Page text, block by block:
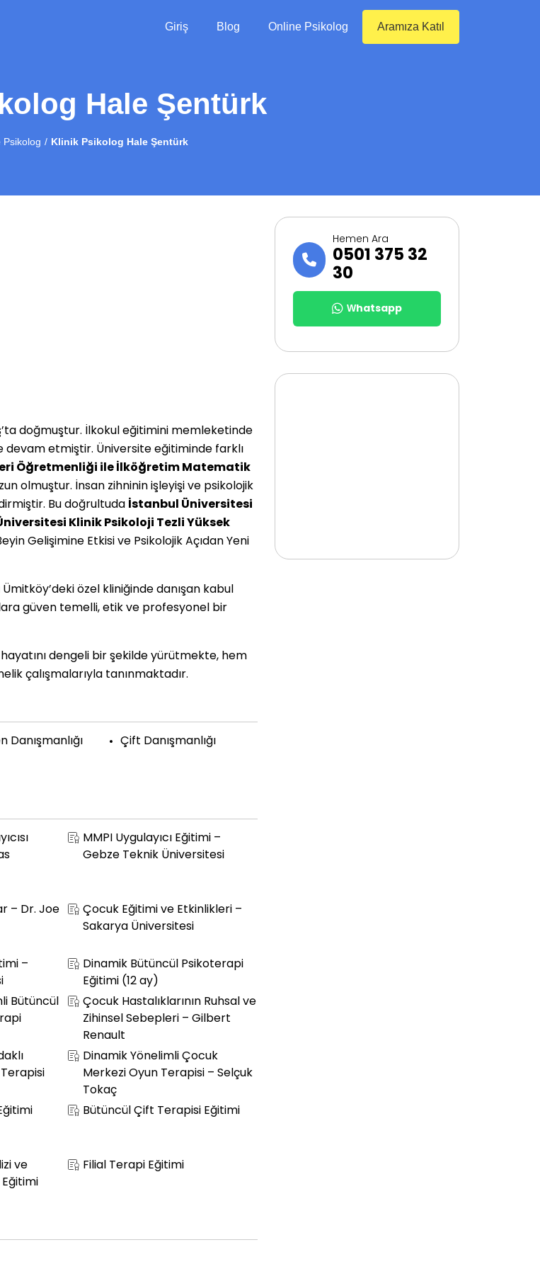
Giriş Blog Online Psikolog Aramıza Katıl
Hale Şentürk
Psikolog Klinik Psikolog Hale Şentürk
doğmuştur. İlkokul eğitimini memleketinde
devam etmiştir. Üniversite eğitiminde farklı
Öğretmenliği ile İlköğretim Matematik
olmuştur. İnsan zihninin işleyişi ve psikolojik
Bu doğrultuda İstanbul Üniversitesi
Klinik Psikoloji Tezli Yüksek
Gelişimine Etkisi ve Psikolojik Açıdan Yeni
özel kliniğinde danışan kabul
güven temelli, etik ve profesyonel bir
dengeli bir şekilde yürütmekte, hem
çalışmalarıyla tanınmaktadır.
Danışmanlığı
Çift Danışmanlığı
MMPI Uygulayıcı Eğitimi –
Gebze Teknik Üniversitesi
– Dr. Joe
Çocuk Eğitimi ve Etkinlikleri –
Sakarya Üniversitesi
–
Dinamik Bütüncül Psikoterapi
Eğitimi (12 ay)
Bütüncül
Çocuk Hastalıklarının Ruhsal ve
Zihinsel Sebepleri – Gilbert
Renault
Terapisi
Dinamik Yönelimli Çocuk
Merkezi Oyun Terapisi – Selçuk
Tokaç
Bütüncül Çift Terapisi Eğitimi
ve
Eğitimi
Filial Terapi Eğitimi
Hemen Ara
0501 375 32
30
Whatsapp